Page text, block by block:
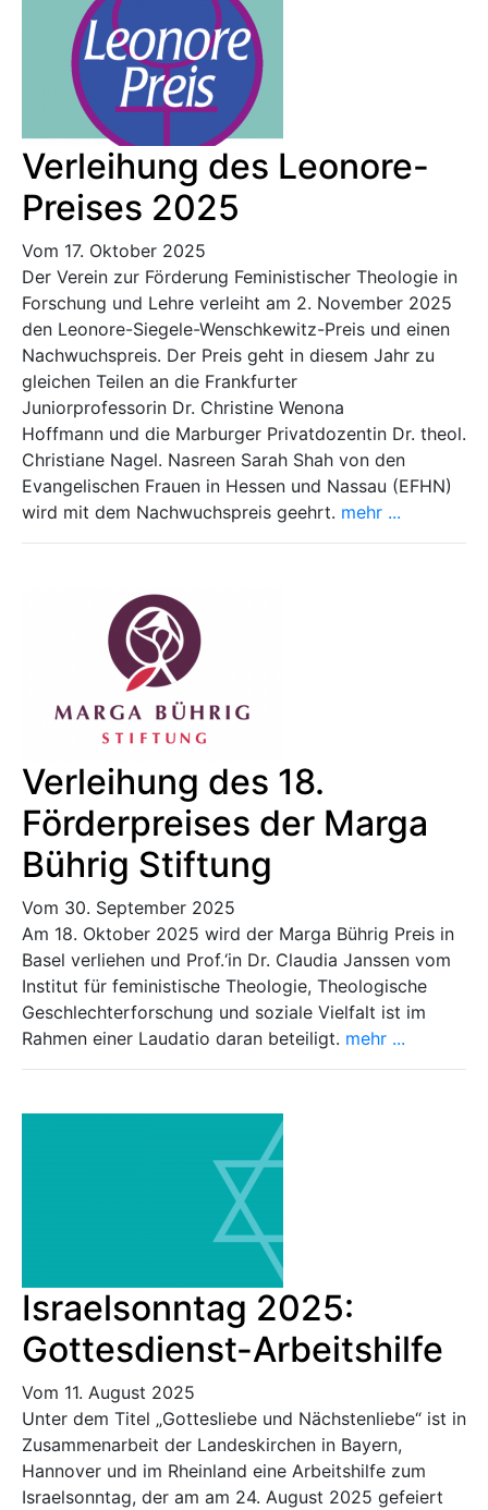
Verleihung des Leonore-
Preises 2025
Vom 17. Oktober 2025
Der Verein zur Förderung Feministischer Theologie in
Forschung und Lehre verleiht am 2. November 2025
den Leonore-Siegele-Wenschkewitz-Preis und einen
Nachwuchspreis. Der Preis geht in diesem Jahr zu
gleichen Teilen an die Frankfurter
Juniorprofessorin Dr. Christine Wenona
Hoffmann und die Marburger Privatdozentin Dr. theol.
Christiane Nagel. Nasreen Sarah Shah von den
Evangelischen Frauen in Hessen und Nassau (EFHN)
wird mit dem Nachwuchspreis geehrt. mehr ...
Verleihung des 18.
Förderpreises der Marga
Bührig Stiftung
Vom 30. September 2025
Am 18. Oktober 2025 wird der Marga Bührig Preis in
Basel verliehen und Prof.‘in Dr. Claudia Janssen vom
Institut für feministische Theologie, Theologische
Geschlechterforschung und soziale Vielfalt ist im
Rahmen einer Laudatio daran beteiligt. mehr ...
Israelsonntag 2025:
Gottesdienst-Arbeitshilfe
Vom 11. August 2025
Unter dem Titel „Gottesliebe und Nächstenliebe“ ist in
Zusammenarbeit der Landeskirchen in Bayern,
Hannover und im Rheinland eine Arbeitshilfe zum
Israelsonntag, der am am 24. August 2025 gefeiert